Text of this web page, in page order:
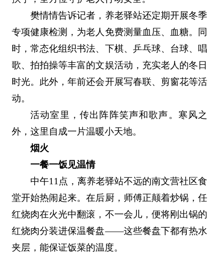
樊情情告诉记者，养老驿站还定期开展冬季
专项健康检测，为老人免费测量血压、血糖。同
时，常态化组织书法、下棋、乒乓球、台球、唱
歌、拍拍操等丰富的文娱活动，充实老人的冬日
时光。此外，年前还会开展写春联、剪窗花等活
动。
活动室里，传出阵阵笑声和歌声。寒风之
外，这里自成一片温暖小天地。
烟火
一餐一饭见温情
中午11点，离养老驿站不远的南文营社区食
堂开始热闹起来。在后厨，师傅正颠着炒锅，任
红烧肉在火光中翻滚，不一会儿，便将刚出锅的
红烧肉分装进保温餐盘——这些餐盘下都有热水
夹层，能保证饭菜的温度。